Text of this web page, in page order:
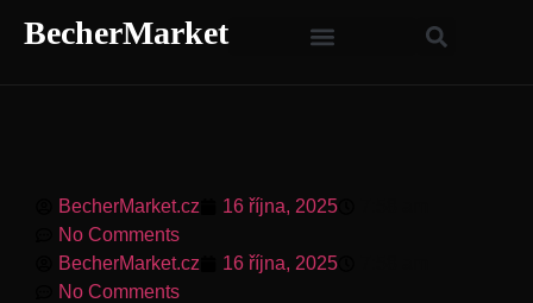
BecherMarket
BecherMarket.cz 16 října, 2025
No Comments
BecherMarket.cz
16 října, 2025
No Comments